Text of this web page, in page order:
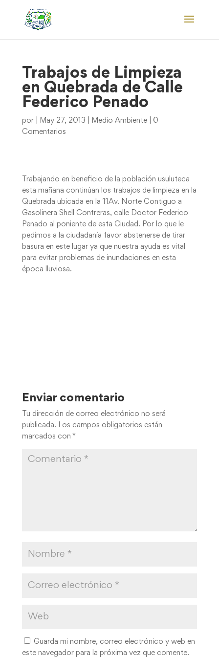
Trabajos de Limpieza
en Quebrada de Calle
Federico Penado
por May 27, 2013 Medio Ambiente| 0
Comentarios
Trabajando en beneficio de la población usuluteca
esta mañana continúan los trabajos de limpieza en la
Quebrada ubicada en la 11Av. Norte Contiguo a
Gasolinera Shell Contreras, calle Doctor Federico
Penado al poniente de esta Ciudad. Por lo que le
pedimos a la ciudadanía favor abstenerse de tirar
basura en este lugar ya que nuestra ayuda es vital
para evitar problemas de inundaciones en esta
época lluviosa.
Enviar comentario
Tu dirección de correo electrónico no será
publicada. Los campos obligatorios están
marcados con *
Guarda mi nombre, correo electrónico y web en
este navegador para la próxima vez que comente.